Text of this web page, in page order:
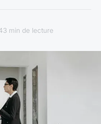
3 min de lecture